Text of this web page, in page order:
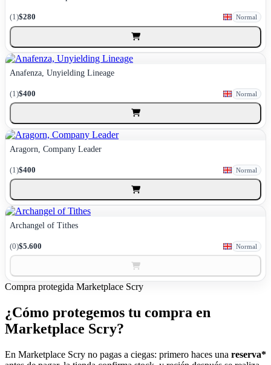
(1)$280 Normal
Anafenza, Unyielding Lineage
(1)$400 Normal
Aragorn, Company Leader
(1)$400 Normal
Archangel of Tithes
(0)$5.600 Normal
Compra protegida Marketplace Scry
¿Cómo protegemos tu compra en
Marketplace Scry?
En Marketplace Scry no pagas a ciegas: primero haces una reserva*